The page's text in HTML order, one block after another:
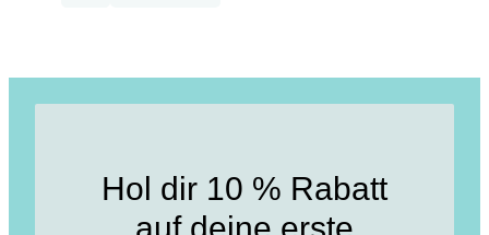
Hol dir 10 % Rabatt
auf deine erste